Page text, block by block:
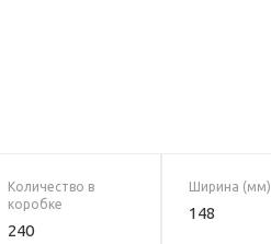
Количество в
коробке
240
Ширина (мм)
148